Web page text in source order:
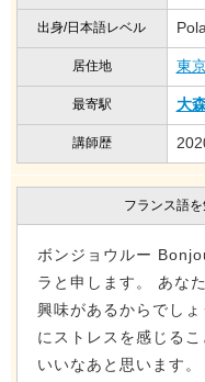
出身/日本語レベル
居住地 東
最寄駅 大
講師歴
フランス語
ボンジョウルー
ラと申します。 あな
興味があるからでし
にストレスを感じる
いいなあと思います